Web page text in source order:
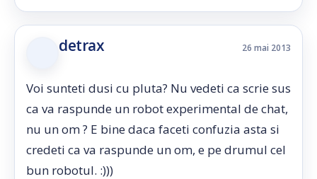
detrax 26 mai 2013
Voi sunteti dusi cu pluta? Nu vedeti ca scrie sus
ca va raspunde un robot experimental de chat,
nu un om ? E bine daca faceti confuzia asta si
credeti ca va raspunde un om, e pe drumul cel
bun robotul. :)))